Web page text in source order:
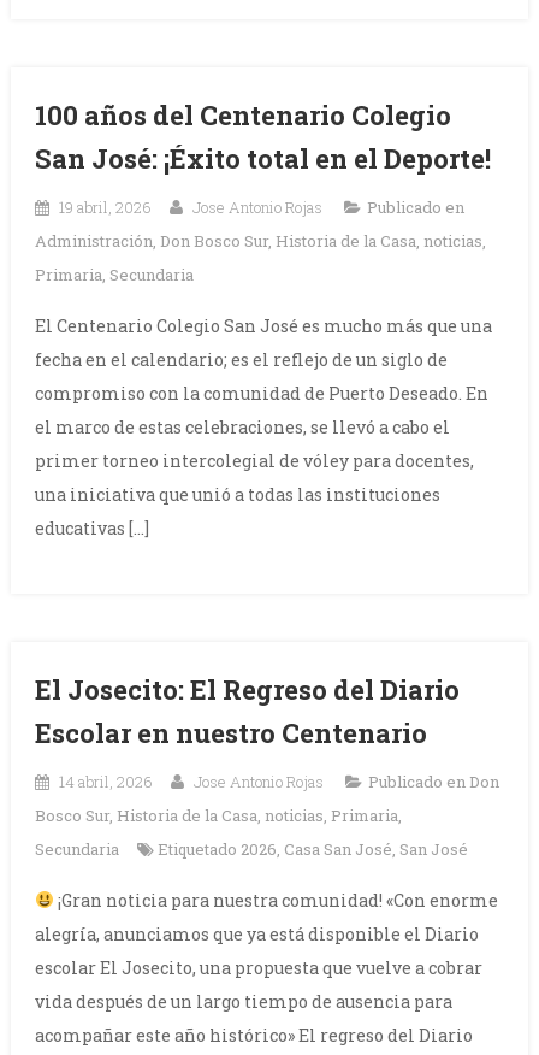
100 años del Centenario Colegio
San José: ¡Éxito total en el Deporte!
19 abril, 2026 Jose Antonio Rojas
Publicado en
Administración, Don Bosco Sur, Historia de la Casa, noticias,
Primaria, Secundaria
El Centenario Colegio San José es mucho más que una
fecha en el calendario; es el reflejo de un siglo de
compromiso con la comunidad de Puerto Deseado. En
el marco de estas celebraciones, se llevó a cabo el
primer torneo intercolegial de vóley para docentes,
una iniciativa que unió a todas las instituciones
educativas […]
El Josecito: El Regreso del Diario
Escolar en nuestro Centenario
14 abril, 2026 Jose Antonio Rojas Publicado en Don
Bosco Sur, Historia de la Casa, noticias, Primaria,
Secundaria
Etiquetado 2026, Casa San José, San José
¡Gran noticia para nuestra comunidad! «Con enorme
alegría, anunciamos que ya está disponible el Diario
escolar El Josecito, una propuesta que vuelve a cobrar
vida después de un largo tiempo de ausencia para
acompañar este año histórico» El regreso del Diario